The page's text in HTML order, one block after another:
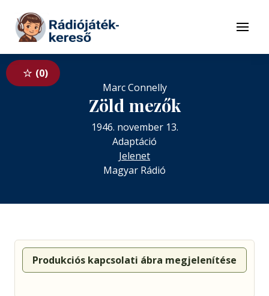
Tovább a tartalomhoz
Menü
0
Marc Connelly
Zöld mezők
1946. november 13.
Adaptáció
Jelenet
Magyar Rádió
Produkciós kapcsolati ábra megjelenítése